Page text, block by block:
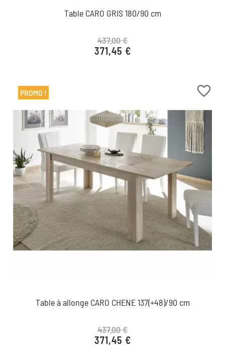
Table CARO GRIS 180/90 cm
Prix de base
437,00 €
Prix
371,45 €
favorite_border
Table à allonge CARO CHENE 137(+48)/90 cm
Prix de base
437,00 €
Prix
371,45 €
PROMO !